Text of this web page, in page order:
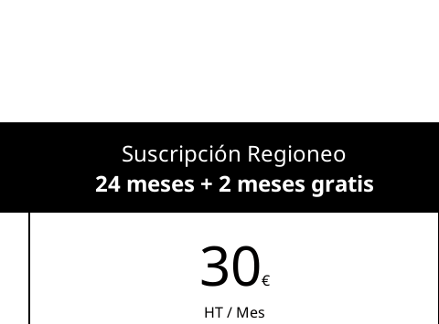
Suscripción Regioneo
24 meses + 2 meses gratis
30€
HT / Mes